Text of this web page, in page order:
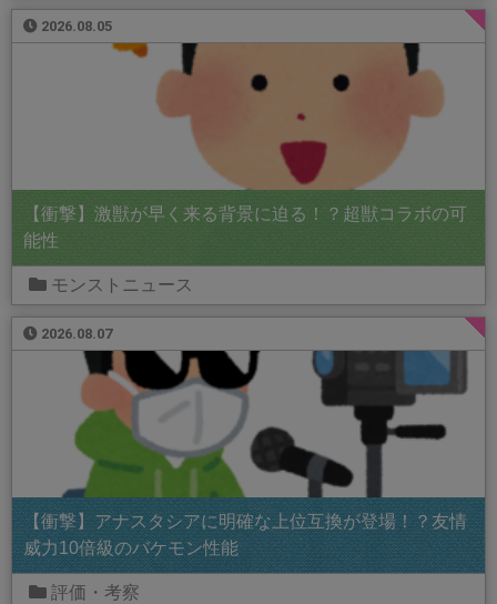
2026.08.05
【衝撃】激獣が早く来る背景に迫る！？超獣コラボの可
能性
モンストニュース
2026.08.07
【衝撃】アナスタシアに明確な上位互換が登場！？友情
威力10倍級のバケモン性能
評価・考察